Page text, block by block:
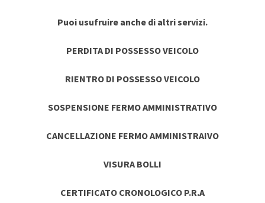
Puoi usufruire anche di altri servizi.
PERDITA DI POSSESSO VEICOLO
RIENTRO DI POSSESSO VEICOLO
SOSPENSIONE FERMO AMMINISTRATIVO
CANCELLAZIONE FERMO AMMINISTRAIVO
VISURA BOLLI
CERTIFICATO CRONOLOGICO P.R.A